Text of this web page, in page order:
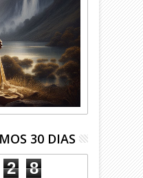
30 DIAS
2 8